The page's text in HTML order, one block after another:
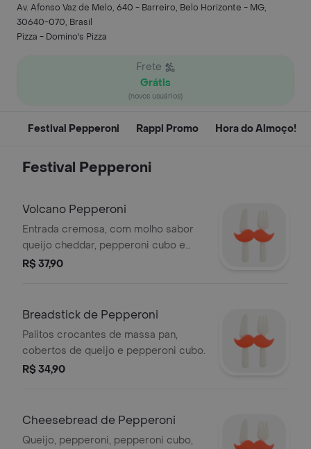
Av. Afonso Vaz de Melo, 640 - Barreiro, Belo Horizonte - MG,
30640-070, Brasil
Pizza - Domino's Pizza
Frete
Grátis
(novos usuários)
Festival Pepperoni Rappi Promo Hora do Almoço!
Festival Pepperoni
Volcano Pepperoni
Entrada cremosa, com molho sabor
queijo cheddar, pepperoni cubo e
queijo.
R$ 37,90
Breadstick de Pepperoni
Palitos crocantes de massa pan,
cobertos de queijo e pepperoni cubo.
R$ 34,90
Cheesebread de Pepperoni
Queijo, pepperoni, pepperoni cubo,